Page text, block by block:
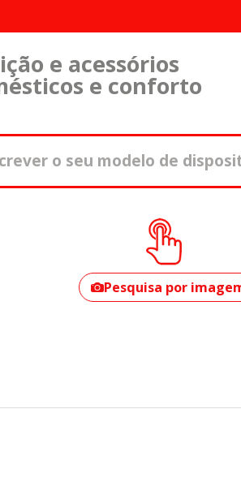
e acessórios
e conforto
seu modelo?
Pesquisa por